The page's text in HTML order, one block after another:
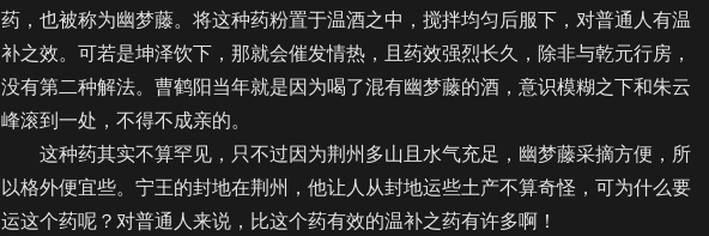
药，也被称为幽梦藤。将这种药粉置于温酒之中，搅拌均匀后服下，对普通人有温
补之效。可若是坤泽饮下，那就会催发情热，且药效强烈长久，除非与乾元行房，
没有第二种解法。曹鹤阳当年就是因为喝了混有幽梦藤的酒，意识模糊之下和朱云
峰滚到一处，不得不成亲的。
这种药其实不算罕见，只不过因为荆州多山且水气充足，幽梦藤采摘方便，所
以格外便宜些。宁王的封地在荆州，他让人从封地运些土产不算奇怪，可为什么要
运这个药呢？对普通人来说，比这个药有效的温补之药有许多啊！